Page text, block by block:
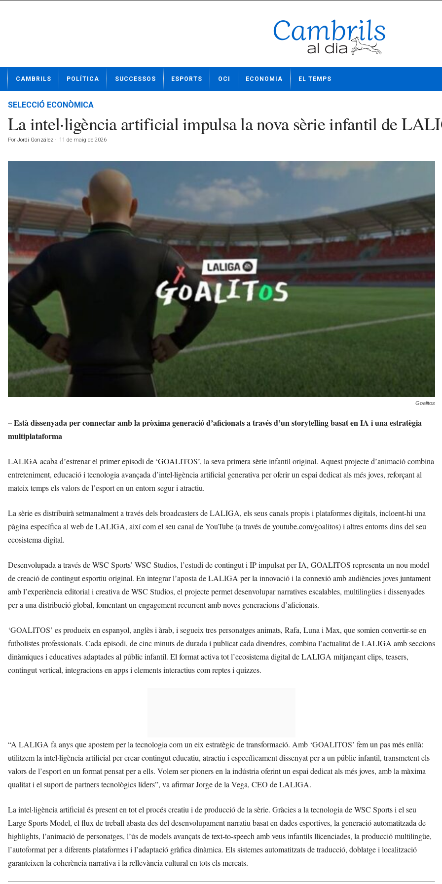
t
CAMBRILS POLÍTICA SUCCESSOS ESPORTS OCI ECONOMIA EL TEMPS
SELECCIÓ ECONÒMICA
La intel·ligència artificial impulsa la nova sèrie infantil de
Por Jordi González - 11 de maig de 2026
Goalitos
– Està dissenyada per connectar amb la pròxima generació d’aficionats a través d’un storytelling basat en IA i una estratègia
multiplataforma
LALIGA acaba d’estrenar el primer episodi de ‘GOALITOS’, la seva primera sèrie infantil original. Aquest projecte d’animació combina
entreteniment, educació i tecnologia avançada d’intel·ligència artificial generativa per oferir un espai dedicat als més joves, reforçant al
mateix temps els valors de l’esport en un entorn segur i atractiu.
La sèrie es distribuirà setmanalment a través dels broadcasters de LALIGA, els seus canals propis i plataformes digitals, incloent-hi una
pàgina específica al web de LALIGA, així com el seu canal de YouTube (a través de youtube.com/goalitos) i altres entorns dins del seu
ecosistema digital.
Desenvolupada a través de WSC Sports’ WSC Studios, l’estudi de contingut i IP impulsat per IA, GOALITOS representa un nou model
de creació de contingut esportiu original. En integrar l’aposta de LALIGA per la innovació i la connexió amb audiències joves juntament
amb l’experiència editorial i creativa de WSC Studios, el projecte permet desenvolupar narratives escalables, multilingües i dissenyades
per a una distribució global, fomentant un engagement recurrent amb noves generacions d’aficionats.
‘GOALITOS’ es produeix en espanyol, anglès i àrab, i segueix tres personatges animats, Rafa, Luna i Max, que somien convertir-se en
futbolistes professionals. Cada episodi, de cinc minuts de durada i publicat cada divendres, combina l’actualitat de LALIGA amb seccions
dinàmiques i educatives adaptades al públic infantil. El format activa tot l’ecosistema digital de LALIGA mitjançant clips, teasers,
contingut vertical, integracions en apps i elements interactius com reptes i quizzes.
“A LALIGA fa anys que apostem per la tecnologia com un eix estratègic de transformació. Amb ‘GOALITOS’ fem un pas més enllà:
utilitzem la intel·ligència artificial per crear contingut educatiu, atractiu i específicament dissenyat per a un públic infantil, transmetent els
valors de l’esport en un format pensat per a ells. Volem ser pioners en la indústria oferint un espai dedicat als més joves, amb la màxima
qualitat i el suport de partners tecnològics líders”, va afirmar Jorge de la Vega, CEO de LALIGA.
La intel·ligència artificial és present en tot el procés creatiu i de producció de la sèrie. Gràcies a la tecnologia de WSC Sports i el seu
Large Sports Model, el flux de treball abasta des del desenvolupament narratiu basat en dades esportives, la generació automatitzada de
highlights, l’animació de personatges, l’ús de models avançats de text-to-speech amb veus infantils llicenciades, la producció multilingüe,
l’autoformat per a diferents plataformes i l’adaptació gràfica dinàmica. Els sistemes automatitzats de traducció, doblatge i localització
garanteixen la coherència narrativa i la rellevància cultural en tots els mercats.